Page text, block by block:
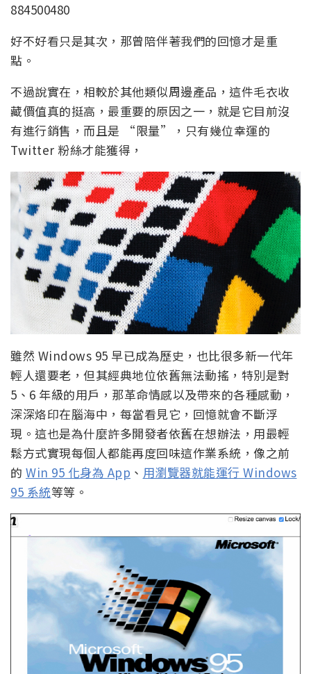
884500480
好不好看只是其次，那曾陪伴著我們的回憶才是重
點。
不過說實在，相較於其他類似周邊產品，這件毛衣收
藏價值真的挺高，最重要的原因之一，就是它目前沒
有進行銷售，而且是 “限量”，只有幾位幸運的
Twitter 粉絲才能獲得，
雖然 Windows 95 早已成為歷史，也比很多新一代年
輕人還要老，但其經典地位依舊無法動搖，特別是對
5、6 年級的用戶，那革命情感以及帶來的各種感動，
深深烙印在腦海中，每當看見它，回憶就會不斷浮
現。這也是為什麼許多開發者依舊在想辦法，用最輕
鬆方式實現每個人都能再度回味這作業系統，像之前
的 Win 95 化身為 App 、 用瀏覽器就能運行 Windows
95 系統等等。